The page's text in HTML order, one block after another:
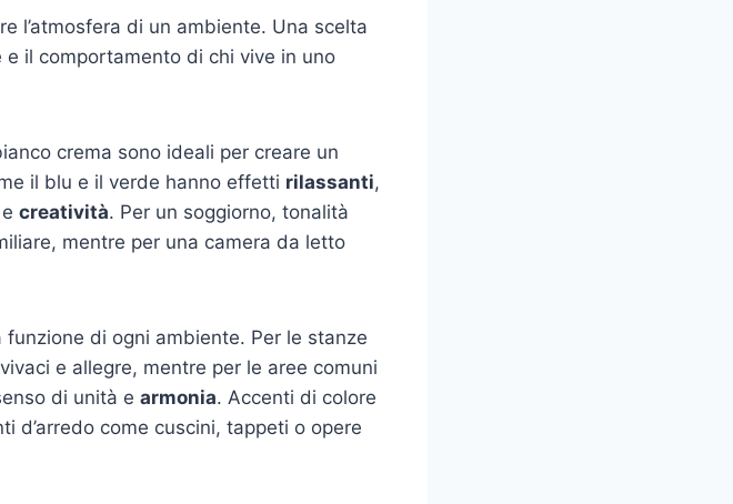
l’atmosfera di un ambiente. Una scelta
e il comportamento di chi vive in uno
crema sono ideali per creare un
il blu e il verde hanno effetti rilassanti,
e creatività. Per un soggiorno, tonalità
mentre per una camera da letto
di ogni ambiente. Per le stanze
e allegre, mentre per le aree comuni
di unità e armonia. Accenti di colore
d’arredo come cuscini, tappeti o opere